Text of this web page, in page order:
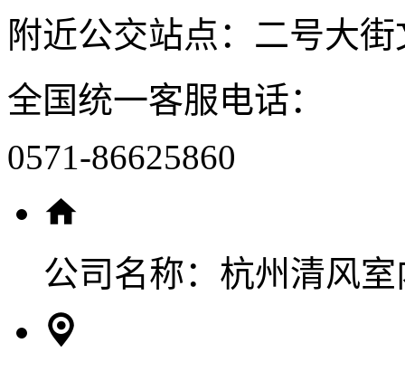
附近公交站点：二号大
全国统一客服电话：
0571-86625860
公司名称： 杭州清风